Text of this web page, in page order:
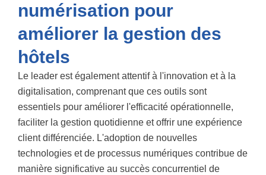
numérisation pour
améliorer la gestion des
hôtels
Le leader est également attentif à l'innovation et à la
digitalisation, comprenant que ces outils sont
essentiels pour améliorer l'efficacité opérationnelle,
faciliter la gestion quotidienne et offrir une expérience
client différenciée. L'adoption de nouvelles
technologies et de processus numériques contribue de
manière significative au succès concurrentiel de